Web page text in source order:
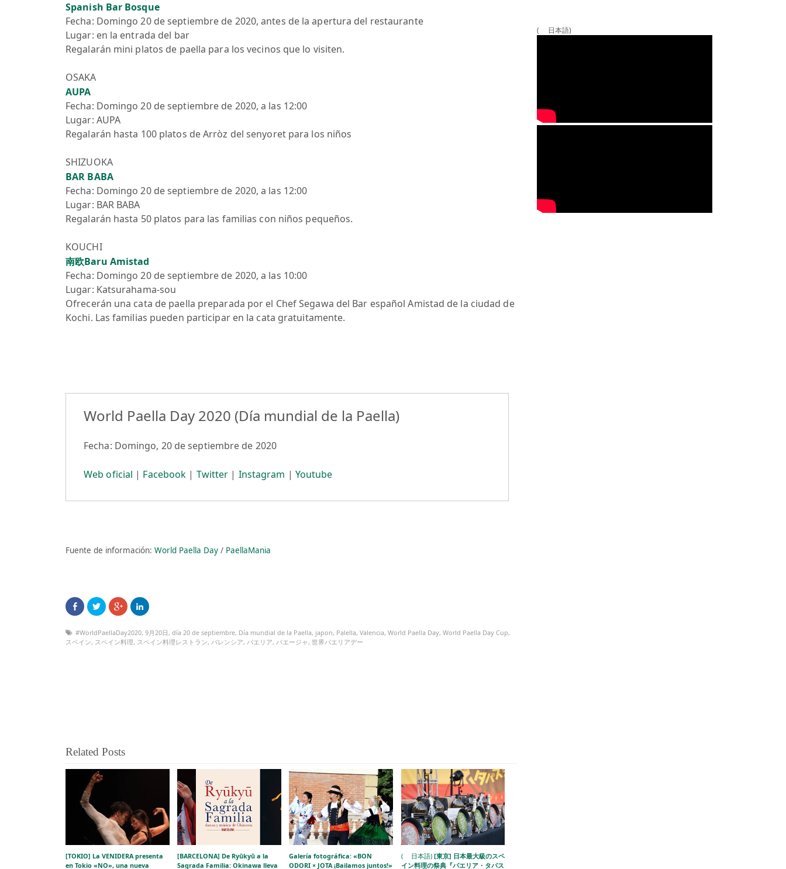
Spanish Bar Bosque
Fecha: Domingo 20 de septiembre de 2020, antes de la apertura del restaurante
Lugar: en la entrada del bar
Regalarán mini platos de paella para los vecinos que lo visiten.
OSAKA
AUPA
Fecha: Domingo 20 de septiembre de 2020, a las 12:00
Lugar: AUPA
Regalarán hasta 100 platos de Arròz del senyoret para los niños
SHIZUOKA
BAR BABA
Fecha: Domingo 20 de septiembre de 2020, a las 12:00
Lugar: BAR BABA
Regalarán hasta 50 platos para las familias con niños pequeños.
KOUCHI
南欧Baru Amistad
Fecha: Domingo 20 de septiembre de 2020, a las 10:00
Lugar: Katsurahama-sou
Ofrecerán una cata de paella preparada por el Chef Segawa del Bar español Amistad de la ciudad de
Kochi. Las familias pueden participar en la cata gratuitamente.
World Paella Day 2020 (Día mundial de la Paella)
Fecha: Domingo, 20 de septiembre de 2020
Web oficial | Facebook | Twitter | Instagram | Youtube
Fuente de información: World Paella Day / PaellaMania
#WorldPaellaDay2020, 9月20日 , día 20 de septiembre, Día mundial de la Paella, japon, Palella, Valencia, World Paella Day, World Paella Day Cup,
スペイン, スペイン料理, スペイン料理レストラン, バレンシア, パエリア, パエージャ , 世界パエリアデー
Related Posts
[TOKIO] La VENIDERA presenta
en Tokio «NO», una nueva
[BARCELONA] De Ryūkyū a la
Sagrada Familia: Okinawa lleva
Galería fotográfica: «BON
ODORI × JOTA ¡Bailamos juntos!»
( 日本語) [東京] 日本最大級のスペ
イン料理の祭典『パエリア・タパス
( 日本語)